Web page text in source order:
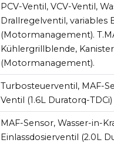
PCV-Ventil, VCV-Ventil,
Drallregelventil, variables
(Motormanagement).
Kühlergrillblende,
(Motormanagement).
Turbosteuerventil, MAF-
Ventil (1.6L Duratorq-TDCi)
MAF-Sensor, Wasser-in-
Einlassdosierventil (2.0L